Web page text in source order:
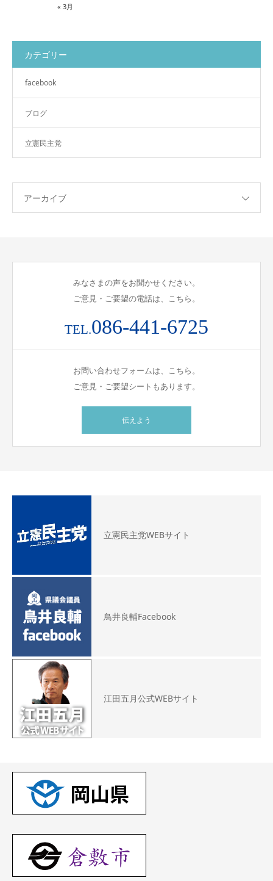
« 3月
カテゴリー
facebook
ブログ
立憲民主党
アーカイブ
みなさまの声をお聞かせください。
ご意見・ご要望の電話は、こちら。
TEL.086-441-6725
お問い合わせフォームは、こちら。
ご意見・ご要望シートもあります。
伝えよう
立憲民主党WEBサイト
鳥井良輔Facebook
江田五月公式WEBサイト